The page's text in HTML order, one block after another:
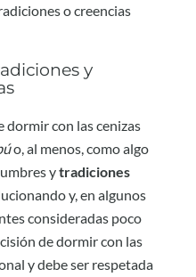
o creencias
y
dormir con las cenizas
o, al menos, como algo
ytradiciones
y, en algunos
consideradas poco
de dormir con las
y debe ser respetada